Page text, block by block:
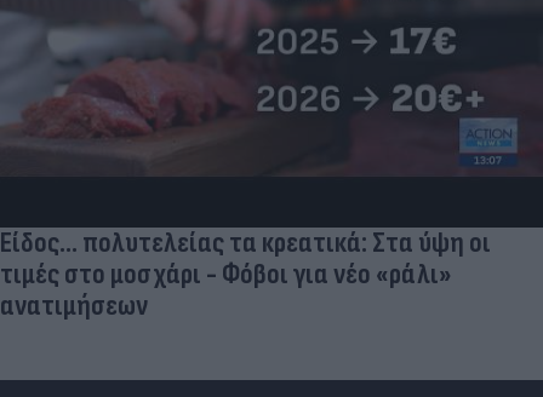
«Μια θεά για τον θεό» - Η κυρία Μέσι
εντυπωσίασε στο Instagram, την σχολίασε και η